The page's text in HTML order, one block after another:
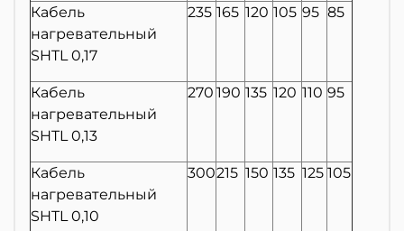
Кабель
нагревательный
SHTL 0,17
235 165 120 105 95 85
Кабель
нагревательный
SHTL 0,13
270 190 135 120 110 95
Кабель
нагревательный
SHTL 0,10
300215 150 135 125 105